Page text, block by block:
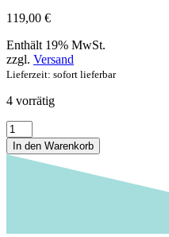
119,00 €
Enthält 19% MwSt.
zzgl. Versand
Lieferzeit: sofort lieferbar
4 vorrätig
Cupcake
Kurs
-
In den Warenkorb